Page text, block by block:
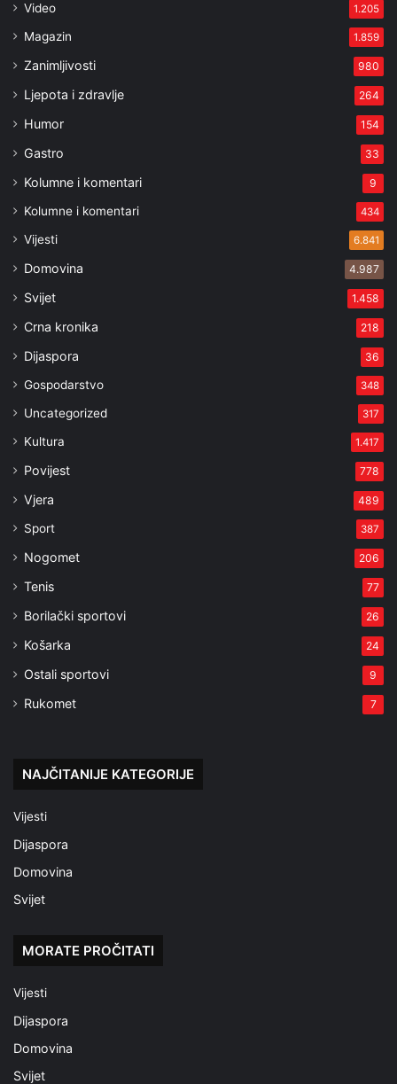
Video 1.205
Magazin 1.859
Zanimljivosti 980
Ljepota i zdravlje 264
Humor 154
Gastro 33
Kolumne i komentari 9
Kolumne i komentari 434
Vijesti 6.841
Domovina 4.987
Svijet 1.458
Crna kronika 218
Dijaspora 36
Gospodarstvo 348
Uncategorized 317
Kultura 1.417
Povijest 778
Vjera 489
Sport 387
Nogomet 206
Tenis 77
Borilački sportovi 26
Košarka 24
Ostali sportovi 9
Rukomet 7
NAJČITANIJE KATEGORIJE
Vijesti
Dijaspora
Domovina
Svijet
MORATE PROČITATI
Vijesti
Dijaspora
Domovina
Svijet